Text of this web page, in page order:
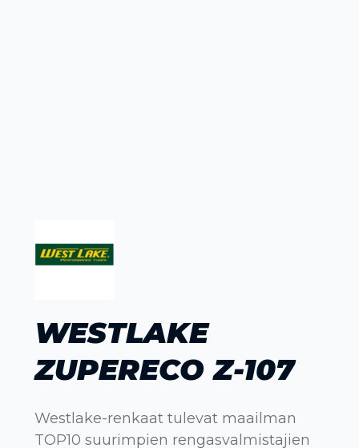
WESTLAKE
ZUPERECO Z-107
Westlake-renkaat tulevat maailman
TOP10 suurimpien rengasvalmistajien